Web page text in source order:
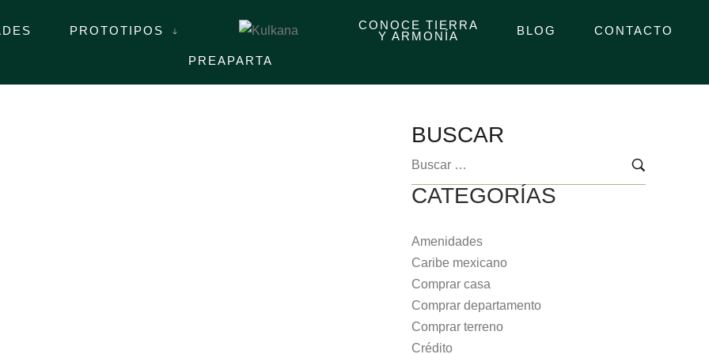
PROTOTIPOS
CONOCE TIERRA
Y ARMONÍA
BLOG CONTACTO
PREAPARTA
BUSCAR
CATEGORÍAS
Amenidades
Caribe mexicano
Comprar casa
Comprar departamento
Comprar terreno
Crédito